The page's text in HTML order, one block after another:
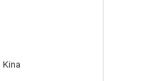
Kina